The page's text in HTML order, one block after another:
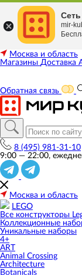
Москва и область
Магазины Доставка
Обратная связь
8 (495) 981-31-10
9:00 — 22:00,
Москва и область
LEGO
Все конструкторы
Коллекционные
Уникальные наборы
4+
ART
Animal Crossing
Architecture
Botanicals
Сеть
mir-